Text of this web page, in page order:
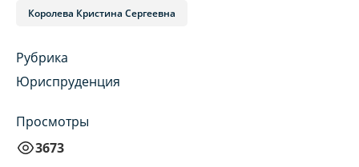
Королева Кристина Сергеевна
Рубрика
Юриспруденция
Просмотры
3673